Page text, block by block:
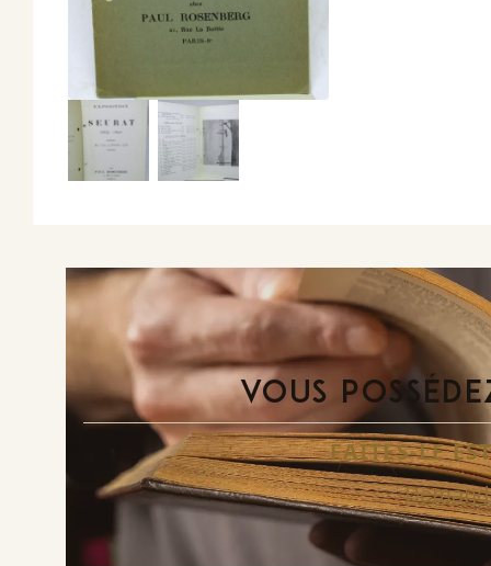
VOUS
FAITES-LE